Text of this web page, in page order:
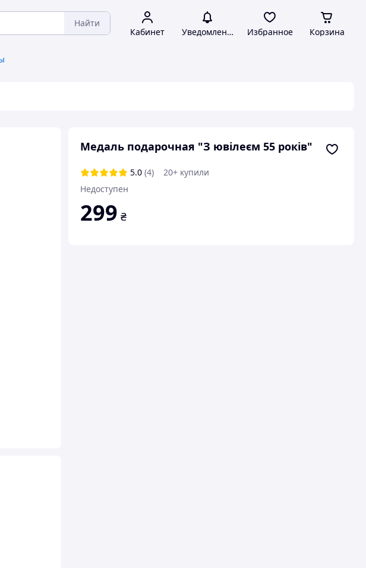
Найти
Кабинет Уведомления Избранное Корзина
Медаль подарочная "З ювілеєм 55 років"
5.0 (4)
20+ купили
Недоступен
299 ₴